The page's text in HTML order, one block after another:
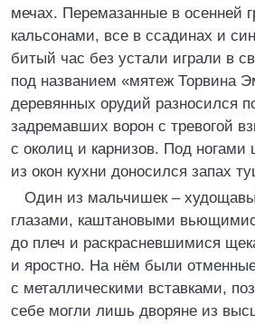
мечах. Перемазанные в осенней
кальсонами, все в ссадинах и
битый час без устали играли в
под названием «мятеж Торвина
деревянных орудий разносился
задремавших ворон с тревогой
с околиц и карнизов. Под
из окон кухни доносился запах
Один из мальчишек –
глазами, каштановыми
до плеч и раскрасневшимися
и яростно. На нём были
с металлическими вставками,
себе могли лишь дворяне из